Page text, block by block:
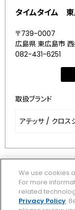
タイムタイム
〒739-0007
広島県 東広島市
082-431-6251
取扱ブランド
アテッサ / クロス
We use cookies
For more
related
Privacy Policy.